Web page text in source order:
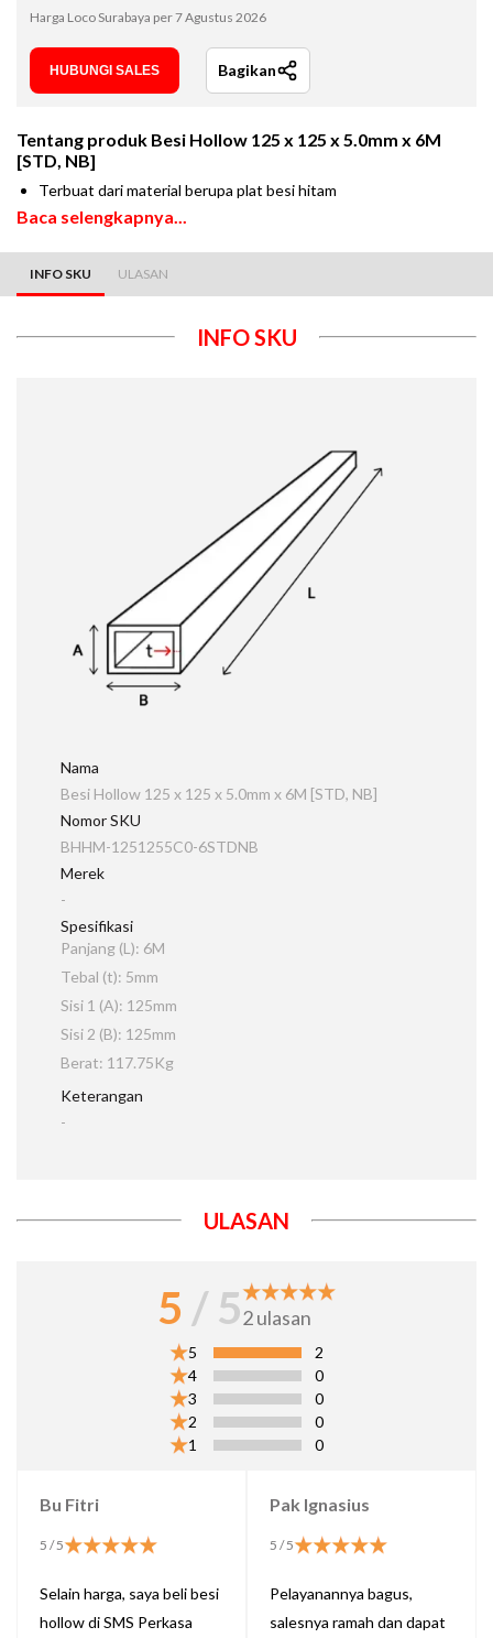
Harga Loco Surabaya per7 Agustus 2026
HUBUNGI SALES Bagikan
Tentang produk Besi Hollow 125 x 125 x 5.0mm x 6M
[STD, NB]
Terbuat dari material berupa plat besi hitam
Baca selengkapnya...
INFO SKU ULASAN
INFO SKU
Nama
Besi Hollow 125 x 125 x 5.0mm x 6M [STD, NB]
Nomor SKU
BHHM-1251255C0-6STDNB
Merek
-
Spesifikasi
Panjang (L): 6M
Tebal (t): 5mm
Sisi 1 (A): 125mm
Sisi 2 (B): 125mm
Berat: 117.75Kg
Keterangan
-
ULASAN
5 / 52ulasan
5
2
4
0
3
0
2
0
1
0
Bu Fitri
5 / 5
Selain harga, saya beli besi
hollow di SMS Perkasa
Pak Ignasius
5 / 5
Pelayanannya bagus,
salesnya ramah dan dapat